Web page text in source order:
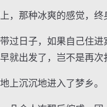
那种冰爽的感觉，终
日子，如果自己住进
就出发了，岂不是再次
沉沉地进入了梦乡。